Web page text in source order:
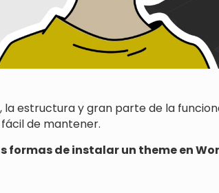
la estructura y gran parte de la
de mantener.
formas de instalar un theme en